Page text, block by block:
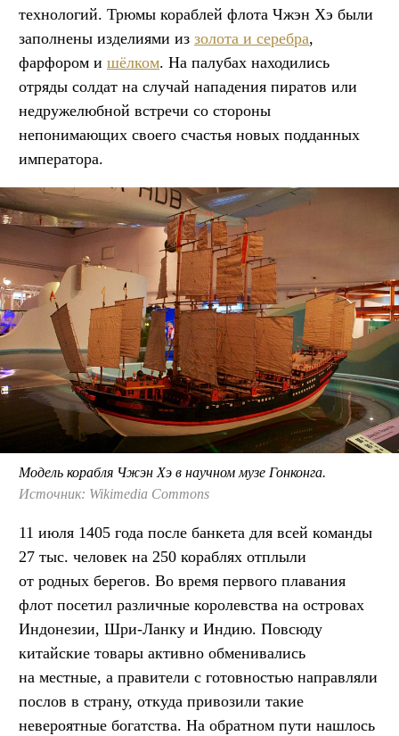
технологий. Трюмы кораблей флота Чжэн Хэ были
заполнены изделиями из золота и серебра,
фарфором и шёлком. На палубах находились
отряды солдат на случай нападения пиратов или
недружелюбной встречи со стороны
непонимающих своего счастья новых подданных
императора.
Модель корабля Чжэн Хэ в научном музе Гонконга.
Источник: Wikimedia Commons
11 июля 1405 года после банкета для всей команды
27 тыс. человек на 250 кораблях отплыли
от родных берегов. Во время первого плавания
флот посетил различные королевства на островах
Индонезии, Шри-Ланку и Индию. Повсюду
китайские товары активно обменивались
на местные, а правители с готовностью направляли
послов в страну, откуда привозили такие
невероятные богатства. На обратном пути нашлось